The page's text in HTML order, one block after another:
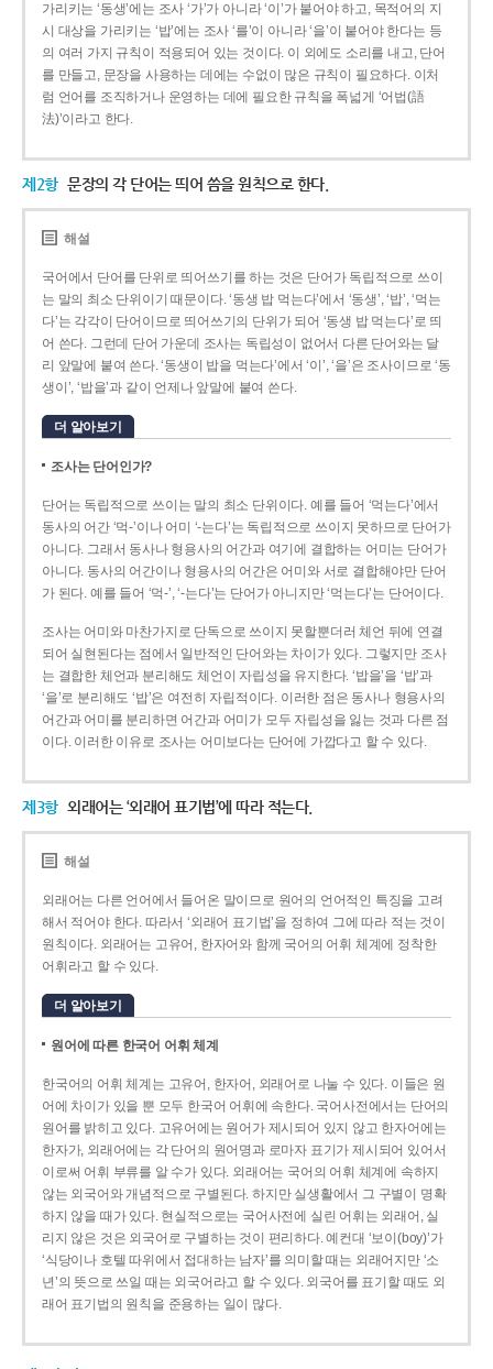
가리키는 ‘동생’에는 조사 ‘가’가 아니라 ‘이’가 붙어야 하고, 목적어의 지
시 대상을 가리키는 ‘밥’에는 조사 ‘를’이 아니라 ‘을’이 붙어야 한다는 등
의 여러 가지 규칙이 적용되어 있는 것이다. 이 외에도 소리를 내고, 단어
를 만들고, 문장을 사용하는 데에는 수없이 많은 규칙이 필요하다. 이처
럼 언어를 조직하거나 운영하는 데에 필요한 규칙을 폭넓게 ‘어법(語
法)’이라고 한다.
제2항 문장의 각 단어는 띄어 씀을 원칙으로 한다.
해설
국어에서 단어를 단위로 띄어쓰기를 하는 것은 단어가 독립적으로 쓰이
는 말의 최소 단위이기 때문이다. ‘동생 밥 먹는다’에서 ‘동생’, ‘밥’, ‘먹는
다’는 각각이 단어이므로 띄어쓰기의 단위가 되어 ‘동생 밥 먹는다’로 띄
어 쓴다. 그런데 단어 가운데 조사는 독립성이 없어서 다른 단어와는 달
리 앞말에 붙여 쓴다. ‘동생이 밥을 먹는다’에서 ‘이’, ‘을’은 조사이므로 ‘동
생이’, ‘밥을’과 같이 언제나 앞말에 붙여 쓴다.
더 알아보기
조사는 단어인가?
단어는 독립적으로 쓰이는 말의 최소 단위이다. 예를 들어 ‘먹는다’에서
동사의 어간 ‘먹-­’이나 어미 ‘­-는다’는 독립적으로 쓰이지 못하므로 단어가
아니다. 그래서 동사나 형용사의 어간과 여기에 결합하는 어미는 단어가
아니다. 동사의 어간이나 형용사의 어간은 어미와 서로 결합해야만 단어
가 된다. 예를 들어 ‘먹-’, ‘-는다’는 단어가 아니지만 ‘먹는다’는 단어이다.
조사는 어미와 마찬가지로 단독으로 쓰이지 못할뿐더러 체언 뒤에 연결
되어 실현된다는 점에서 일반적인 단어와는 차이가 있다. 그렇지만 조사
는 결합한 체언과 분리해도 체언이 자립성을 유지한다. ‘밥을’을 ‘밥’과
‘을’로 분리해도 ‘밥’은 여전히 자립적이다. 이러한 점은 동사나 형용사의
어간과 어미를 분리하면 어간과 어미가 모두 자립성을 잃는 것과 다른 점
이다. 이러한 이유로 조사는 어미보다는 단어에 가깝다고 할 수 있다.
제3항 외래어는 ‘외래어 표기법’에 따라 적는다.
해설
외래어는 다른 언어에서 들어온 말이므로 원어의 언어적인 특징을 고려
해서 적어야 한다. 따라서 ‘외래어 표기법’을 정하여 그에 따라 적는 것이
원칙이다. 외래어는 고유어, 한자어와 함께 국어의 어휘 체계에 정착한
어휘라고 할 수 있다.
더 알아보기
원어에 따른 한국어 어휘 체계
한국어의 어휘 체계는 고유어, 한자어, 외래어로 나눌 수 있다. 이들은 원
어에 차이가 있을 뿐 모두 한국어 어휘에 속한다. 국어사전에서는 단어의
원어를 밝히고 있다. 고유어에는 원어가 제시되어 있지 않고 한자어에는
한자가, 외래어에는 각 단어의 원어명과 로마자 표기가 제시되어 있어서
이로써 어휘 부류를 알 수가 있다. 외래어는 국어의 어휘 체계에 속하지
않는 외국어와 개념적으로 구별된다. 하지만 실생활에서 그 구별이 명확
하지 않을 때가 있다. 현실적으로는 국어사전에 실린 어휘는 외래어, 실
리지 않은 것은 외국어로 구별하는 것이 편리하다. 예컨대 ‘보이(boy)’가
‘식당이나 호텔 따위에서 접대하는 남자’를 의미할 때는 외래어지만 ‘소
년’의 뜻으로 쓰일 때는 외국어라고 할 수 있다. 외국어를 표기할 때도 외
래어 표기법의 원칙을 준용하는 일이 많다.